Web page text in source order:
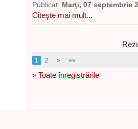
Publicat: Marţi, 07 septembrie
Citeşte mai mult...
1 2 » »»
» Toate înregistrările